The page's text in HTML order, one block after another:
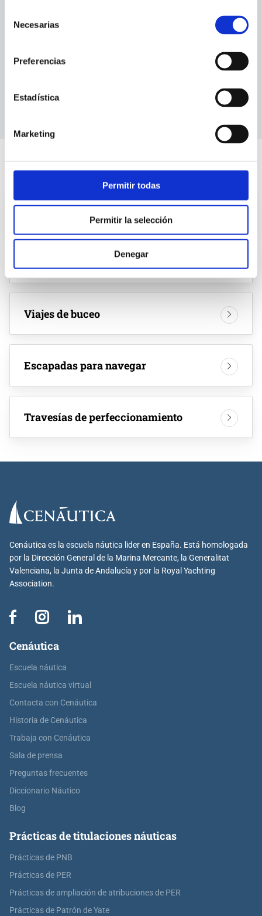
Necesarias
Preferencias
Estadística
Marketing
Permitir todas
Permitir la selección
Denegar
652 907 806
También te puede interesar
Regatas
Viajes de buceo
Escapadas para navegar
Travesías de perfeccionamiento
Cenáutica es la escuela náutica lider en España. Está homologada
por la Dirección General de la Marina Mercante, la Generalitat
Valenciana, la Junta de Andalucía y por la Royal Yachting
Association.
Cenáutica
Escuela náutica
Escuela náutica virtual
Contacta con Cenáutica
Historia de Cenáutica
Trabaja con Cenáutica
Sala de prensa
Preguntas frecuentes
Diccionario Náutico
Blog
Prácticas de titulaciones náuticas
Prácticas de PNB
Prácticas de PER
Prácticas de ampliación de atribuciones de PER
Prácticas de Patrón de Yate